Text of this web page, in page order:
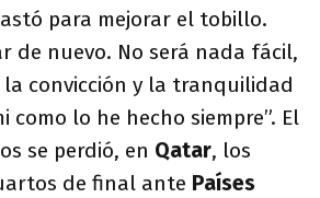
para mejorar el tobillo.
de nuevo. No será nada fácil,
convicción y la tranquilidad
como lo he hecho siempre”. El
se perdió, en Qatar, los
de final ante Países